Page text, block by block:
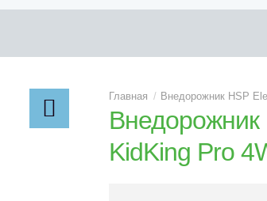
Внедорожник HSP
Внедорожник
KidKing Pro